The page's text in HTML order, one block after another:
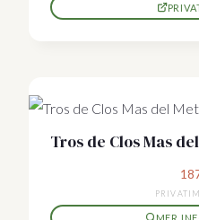
Tros de Clos Mas
MER